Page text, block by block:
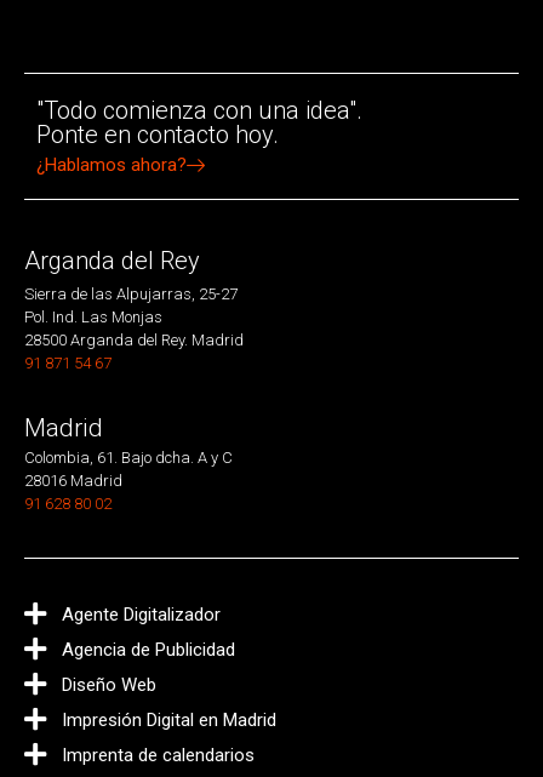
"Todo comienza con una idea".
Ponte en contacto hoy.
¿Hablamos ahora?
Arganda del Rey
Sierra de las Alpujarras, 25-27
Pol. Ind. Las Monjas
28500 Arganda del Rey. Madrid
91 871 54 67
Madrid
Colombia, 61. Bajo dcha. A y C
28016 Madrid
91 628 80 02
Agente Digitalizador
Agencia de Publicidad
Diseño Web
Impresión Digital en Madrid
Imprenta de calendarios